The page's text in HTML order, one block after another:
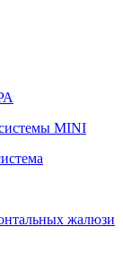
MINI
жалюзи